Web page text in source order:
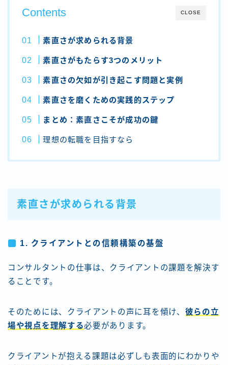
CLOSE
Contents
素直さが求められる背景
素直さがもたらす3つのメリット
素直さの欠如が引き起こす問題と実例
素直さを磨くための実践的ステップ
まとめ：素直さこそが成功の鍵
理想の転職を目指すなら
素直さが求められる背景
1. クライアントとの信頼構築の基盤
コンサルタントの仕事は、クライアントの課題を解決す
ることです。
そのためには、クライアントの声に耳を傾け、 彼らの立
場や視点を理解する必要があります。
クライアントが抱える課題は必ずしも表面的にわかりや